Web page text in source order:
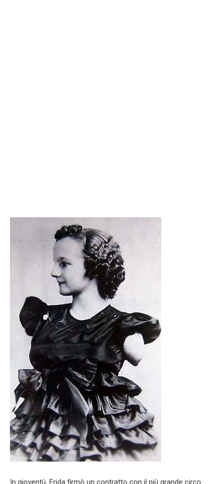
In gioventù, Frida firmò un contratto con il più grande circo